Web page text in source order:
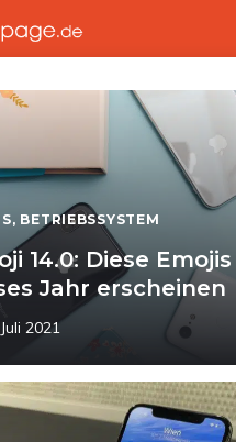
, BETRIEBSSYSTEM
14.0: Diese
Jahr erscheinen
2021